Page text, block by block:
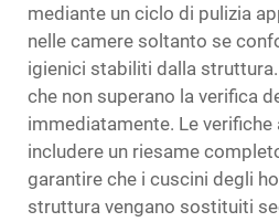
mediante un ciclo di pulizia
nelle camere soltanto se
igienici stabiliti dalla
che non superano la verifica
immediatamente. Le
includere un riesame
garantire che i cuscini degli
struttura vengano sostituiti